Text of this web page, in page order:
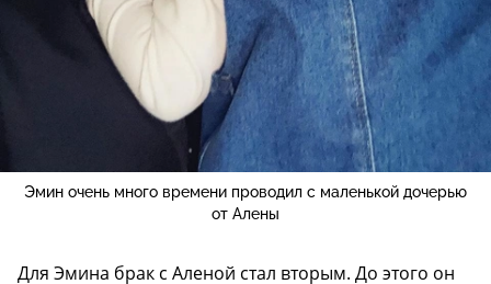
Эмин очень много времени проводил с маленькой дочерью
от Алены
Для Эмина брак с Аленой стал вторым. До этого он